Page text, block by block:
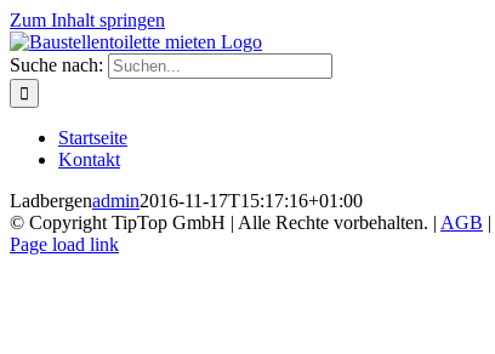
Zum Inhalt springen
Suche nach:
Startseite
Kontakt
Ladbergenadmin2016-11-17T15:17:16+01:00
© Copyright TipTop GmbH | Alle Rechte vorbehalten. | AGB |
Page load link